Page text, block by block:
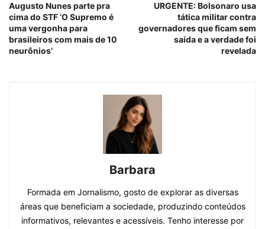
Augusto Nunes parte pra
cima do STF ‘O Supremo é
uma vergonha para
brasileiros com mais de 10
neurônios’
URGENTE: Bolsonaro usa
tática militar contra
governadores que ficam sem
saída e a verdade foi
revelada
Barbara
Formada em Jornalismo, gosto de explorar as diversas
áreas que beneficiam a sociedade, produzindo conteúdos
informativos, relevantes e acessíveis. Tenho interesse por